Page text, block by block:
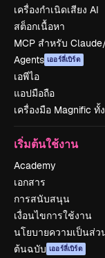
เครื่องกำเนิดเสียง AI
สต็อกเนื้อหา
MCP สำหรับ
Agents เออร์ลี่เบิร์ด
เอพีไอ
แอปมือถือ
เครื่องมือ Magnific ทั้
เริ่มต้นใช้งาน
Academy
เอกสาร
การสนับสนุน
เงื่อนไขการใช้งาน
นโยบายความเป็นส่ว
ต้นฉบับ เออร์ลี่เบิร์ด